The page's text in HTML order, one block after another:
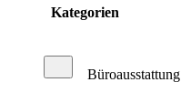
Kategorien
Büroausstattung